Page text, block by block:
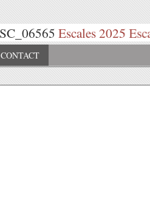
Escales 2025
CONTACT